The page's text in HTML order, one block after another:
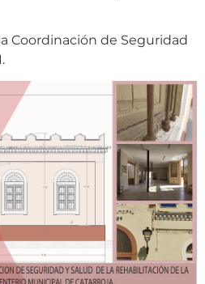
Coordinación de Seguridad